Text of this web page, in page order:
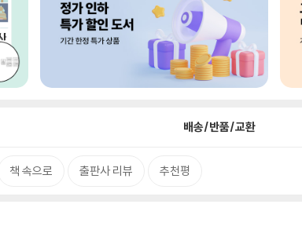
배송/반품/교환
책 속으로 출판사 리뷰 추천평